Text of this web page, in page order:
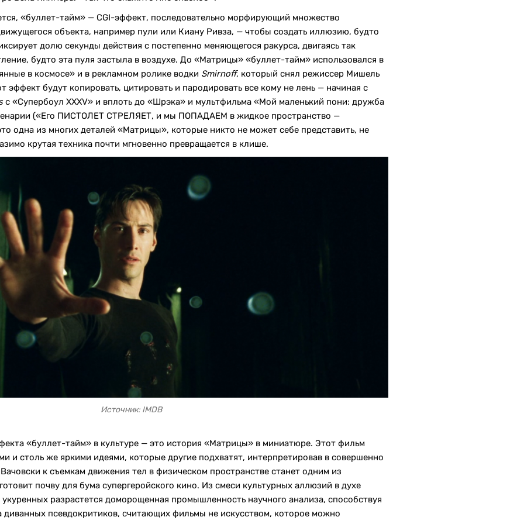
«буллет-тайм» — CGI-эффект, последовательно морфирующий множество
объекта, например пули или Киану Ривза, — чтобы создать иллюзию, будто
долю секунды действия с постепенно меняющегося ракурса, двигаясь так
будто эта пуля застыла в воздухе. До «Матрицы» «буллет-тайм» использовался в
в космосе» и в рекламном ролике водки Smirnoff, который снял режиссер Мишель
эффект будут копировать, цитировать и пародировать все кому не лень — начиная с
с «Супербоул XXXV» и вплоть до «Шрэка» и мультфильма «Мой маленький пони: дружба
(«Его ПИСТОЛЕТ СТРЕЛЯЕТ, и мы ПОПАДАЕМ в жидкое пространство —
из многих деталей «Матрицы», которые никто не может себе представить, не
крутая техника почти мгновенно превращается в клише.
Источник: IMDB
«буллет-тайм» в культуре — это история «Матрицы» в миниатюре. Этот фильм
и столь же яркими идеями, которые другие подхватят, интерпретировав в совершенно
к съемкам движения тел в физическом пространстве станет одним из
почву для бума супергеройского кино. Из смеси культурных аллюзий в духе
разрастется доморощенная промышленность научного анализа, способствуя
псевдокритиков, считающих фильмы не искусством, которое можно